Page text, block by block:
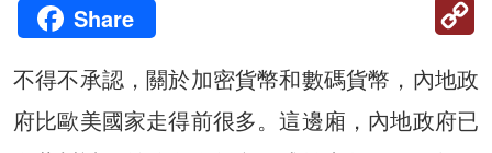
Share
不得不承認，關於加密貨幣和數碼貨幣，內地政
府比歐美國家走得前很多。這邊廂，內地政府已